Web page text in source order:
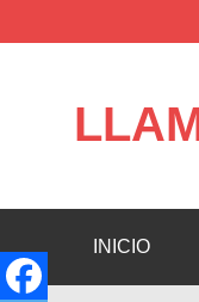
contenido
INICIO